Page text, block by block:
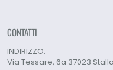
CONTATTI
INDIRIZZO:
Via Tessare, 6a 37023